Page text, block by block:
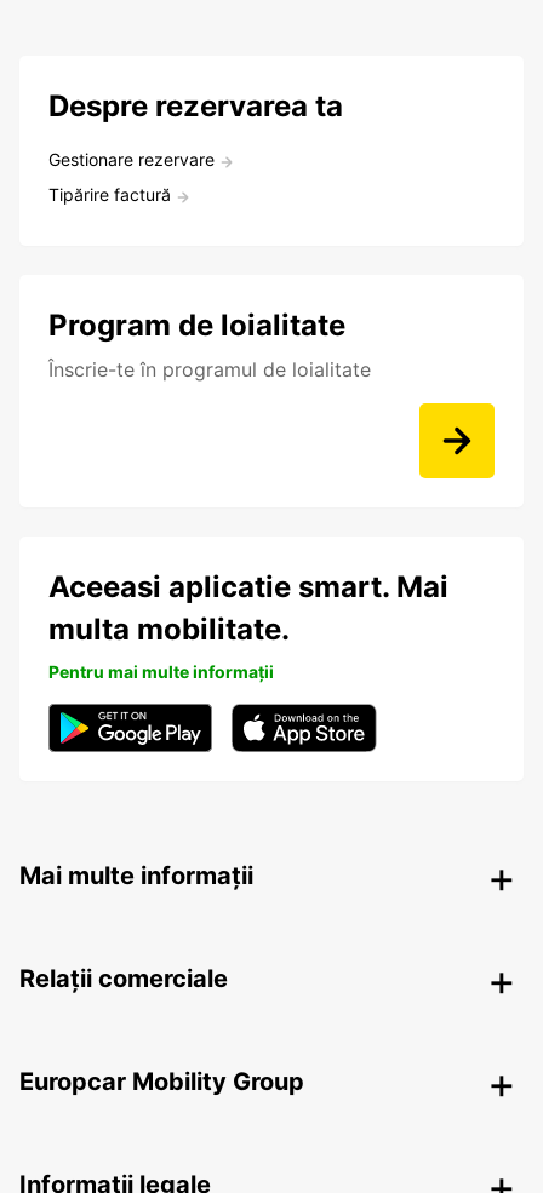
Despre rezervarea ta
Gestionare rezervare
Tipărire factură
Program de loialitate
Înscrie-te în programul de loialitate
Aceeasi aplicatie smart. Mai
multa mobilitate.
Pentru mai multe informații
Mai multe informații
Relații comerciale
Europcar Mobility Group
Informații legale